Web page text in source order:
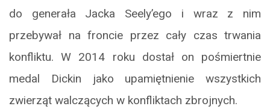
do generała Jacka Seely’ego i wraz z nim
przebywał na froncie przez cały czas trwania
konfliktu. W 2014 roku dostał on pośmiertnie
medal Dickin jako upamiętnienie wszystkich
zwierząt walczących w konfliktach zbrojnych.